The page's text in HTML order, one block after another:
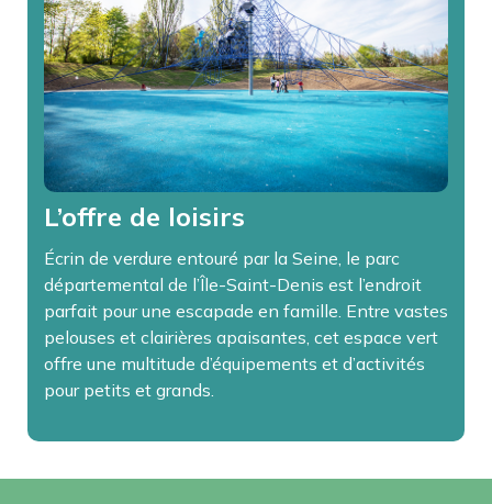
L’offre de loisirs
Écrin de verdure entouré par la Seine, le parc
départemental de l’Île-Saint-Denis est l’endroit
parfait pour une escapade en famille. Entre vastes
pelouses et clairières apaisantes, cet espace vert
offre une multitude d’équipements et d’activités
pour petits et grands.